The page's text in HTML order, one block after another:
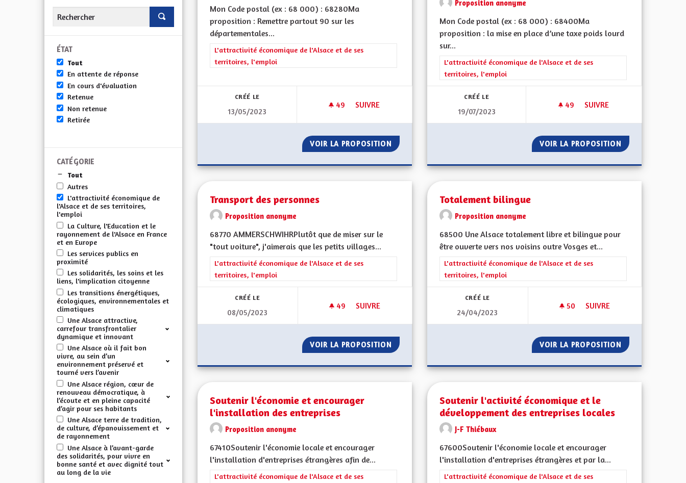
ÉTAT
Tout
En attente de réponse
En cours d'évaluation
Retenue
Non retenue
Retirée
CATÉGORIE
Tout
Autres
L'attractivité économique de
l'Alsace et de ses territoires,
l'emploi
La Culture, l'Education et le
rayonnement de l'Alsace en France
et en Europe
Les services publics en
proximité
Les solidarités, les soins et les
liens, l'implication citoyenne
Les transitions énergétiques,
écologiques, environnementales et
climatiques
Une Alsace attractive,
carrefour transfrontalier
dynamique et innovant
Une Alsace où il fait bon
vivre, au sein d’un
environnement préservé et
tourné vers l’avenir
Une Alsace région, cœur de
renouveau démocratique, à
l’écoute et en pleine capacité
d’agir pour ses habitants
Une Alsace terre de tradition,
de culture, d’épanouissement et
de rayonnement
Une Alsace à l’avant-garde
des solidarités, pour vivre en
bonne santé et avec dignité tout
au long de la vie
Mon Code postal (ex : 68 000) : 68280Ma
proposition : Remettre partout 90 sur les
départementales...
Filtrer les résultats de la catégorie : L'attractivité économique de l'Alsace et de ses territoires, l'emploi
L'attractivité économique de l'Alsace et de ses
territoires, l'emploi
CRÉÉ LE
13/05/2023
49 49 ABONNÉS
SUIVRE
VITESSE À 90 KM/H SUR DÉPARTEMENTALE
VOIR LA PROPOSITION VITESSE À 90 KM/H SUR DÉPARTEMENTALE
Proposition anonyme
Mon Code postal (ex : 68 000) : 68400Ma
proposition : la mise en place d’une taxe poids lourd
sur...
Filtrer les résultats de la catégorie : L'attractivité économique de l'Alsace
L'attractivité économique de l'Alsace et de ses
territoires, l'emploi
CRÉÉ LE
19/07/2023
49 49 ABONNÉS
SUIVRE
VOIR LA PROPOSITION UNE ECOTAXE
Transport des personnes
Proposition anonyme
68770 AMMERSCHWIHRPlutôt que de miser sur le
"tout voiture", j'aimerais que les petits villages...
Filtrer les résultats de la catégorie : L'attractivité économique de l'Alsace et de ses territoires, l'emploi
L'attractivité économique de l'Alsace et de ses
territoires, l'emploi
CRÉÉ LE
08/05/2023
49 49 ABONNÉS
SUIVRE
VOIR LA PROPOSITION TRANSPORT DES PERSONNES
Totalement bilingue
Proposition anonyme
68500 Une Alsace totalement libre et bilingue pour
être ouverte vers nos voisins outre Vosges et...
Filtrer les résultats de la catégorie : L'attractivité économique de l'Alsace
L'attractivité économique de l'Alsace et de ses
territoires, l'emploi
CRÉÉ LE
24/04/2023
50 50 ABONNÉS
SUIVRE
VOIR LA PROPOSITION TOTALEMENT
Soutenir l'économie et encourager
l'installation des entreprises
Proposition anonyme
67410Soutenir l'économie locale et encourager
l'installation d'entreprises étrangères afin de...
Filtrer les résultats de la catégorie : L'attractivité économique de l'Alsace et de ses territoires, l'emploi
L'attractivité économique de l'Alsace et de ses
Soutenir l'activité économique et le
développement des entreprises locales
J-F Thiébaux
67600Soutenir l'économie locale et encourager
l'installation d'entreprises étrangères et par la...
Filtrer les résultats de la catégorie : L'attractivité économique de l'Alsace
L'attractivité économique de l'Alsace et de ses